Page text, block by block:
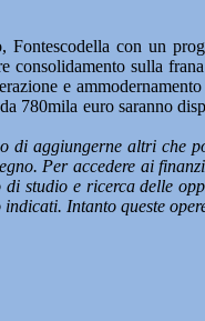
Fontescodella con un
sulla
e
780mila euro saranno
aggiungerne altri che
Per accedere ai
studio e ricerca delle
Intanto queste